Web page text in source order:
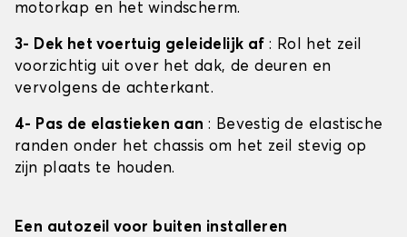
motorkap en het windscherm.
3- Dek het voertuig geleidelijk af : Rol het zeil
voorzichtig uit over het dak, de deuren en
vervolgens de achterkant.
4- Pas de elastieken aan : Bevestig de elastische
randen onder het chassis om het zeil stevig op
zijn plaats te houden.
Een autozeil voor buiten installeren